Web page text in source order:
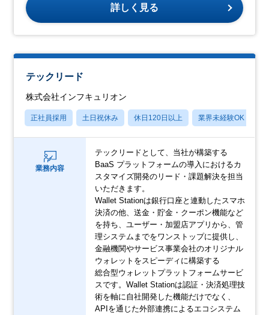
詳しく見る
テックリード
株式会社インフキュリオン
正社員採用 土日祝休み 休日120日以上 業界未経験OK
業務内容
テックリードとして、当社が構築する
BaaS プラットフォームの導入におけるカ
スタマイズ開発のリード・課題解決を担当
いただきます。
Wallet Stationは銀行口座と連動したスマホ
決済の他、送金・貯金・クーポン機能など
を持ち、ユーザー・加盟店アプリから、管
理システムまでをワンストップに提供し、
金融機関やサービス事業会社のオリジナル
ウォレットをスピーディに構築する
総合型ウォレットプラットフォームサービ
スです。Wallet Stationは認証・決済処理技
術を軸に自社開発した機能だけでなく、
APIを通じた外部連携によるエコシステム